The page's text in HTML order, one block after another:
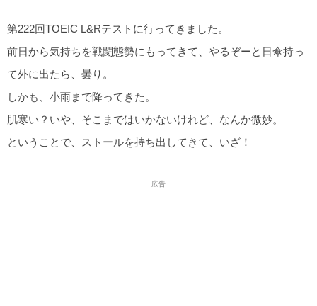
第222回TOEIC L&Rテストに行ってきました。
前日から気持ちを戦闘態勢にもってきて、やるぞーと日傘持っ
て外に出たら、曇り。
しかも、小雨まで降ってきた。
肌寒い？いや、そこまではいかないけれど、なんか微妙。
ということで、ストールを持ち出してきて、いざ！
広告